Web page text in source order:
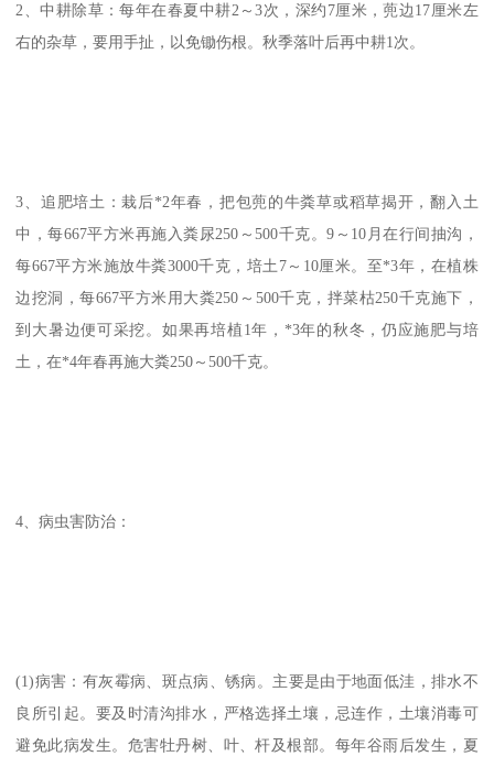
2、中耕除草：每年在春夏中耕2～3次，深约7厘米，蔸边17厘米左
右的杂草，要用手扯，以免锄伤根。秋季落叶后再中耕1次。
3、追肥培土：栽后*2年春，把包蔸的牛粪草或稻草揭开，翻入土
中，每667平方米再施入粪尿250～500千克。9～10月在行间抽沟，
每667平方米施放牛粪3000千克，培土7～10厘米。至*3年，在植株
边挖洞，每667平方米用大粪250～500千克，拌菜枯250千克施下，
到大暑边便可采挖。如果再培植1年，*3年的秋冬，仍应施肥与培
土，在*4年春再施大粪250～500千克。
4、病虫害防治：
(1)病害：有灰霉病、斑点病、锈病。主要是由于地面低洼，排水不
良所引起。要及时清沟排水，严格选择土壤，忌连作，土壤消毒可
避免此病发生。危害牡丹树、叶、杆及根部。每年谷雨后发生，夏